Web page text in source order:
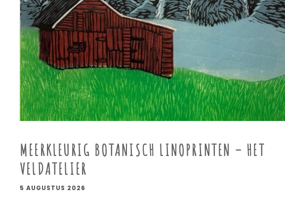
MEERKLEURIG BOTANISCH LINOPRINTEN – HET
VELDATELIER
5 AUGUSTUS 2026